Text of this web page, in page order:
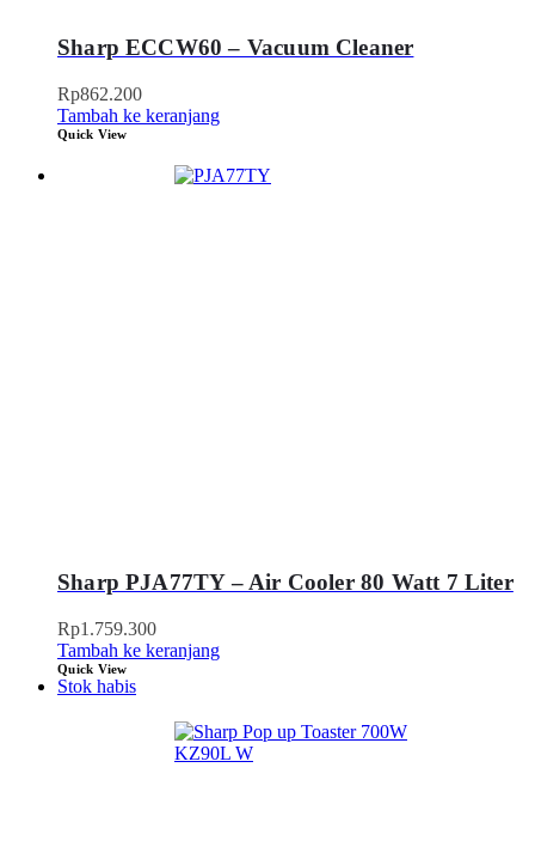
Sharp ECCW60 – Vacuum Cleaner
Rp862.200
Tambah ke keranjang
Quick View
Sharp PJA77TY – Air Cooler 80 Watt 7 Liter
Rp1.759.300
Tambah ke keranjang
Quick View
Stok habis